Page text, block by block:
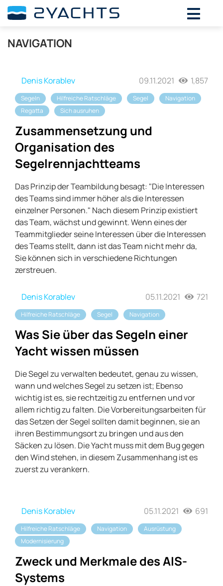
NAVIGATION
Denis Korablev 09.11.2021 1,857
Segeln Hilfreiche Ratschläge Segel
Navigation
Regatta
Sich ausruhen
Zusammensetzung und
Organisation des
Segelrennjachtteams
Das Prinzip der Teambildung besagt: "Die Interessen
des Teams sind immer höher als die Interessen
einzelner Personen." Nach diesem Prinzip existiert
das Team, wächst und gewinnt. Wenn eines der
Teammitglieder seine Interessen über die Interessen
des Teams stellt, dann ist das Team nicht mehr da,
Sie können sich in verschiedene Richtungen
zerstreuen.
Denis Korablev 05.11.2021 721
Hilfreiche Ratschläge Segel Navigation
Was Sie über das Segeln einer
Yacht wissen müssen
Die Segel zu verwalten bedeutet, genau zu wissen,
wann und welches Segel zu setzen ist; Ebenso
wichtig ist es, sie rechtzeitig zu entfernen und vor
allem richtig zu falten. Die Vorbereitungsarbeiten für
das Setzen der Segel sollten damit beginnen, sie an
ihren Bestimmungsort zu bringen und aus den
Säcken zu lösen. Die Yacht muss mit dem Bug gegen
den Wind stehen, in diesem Zusammenhang ist es
zuerst zu verankern.
Denis Korablev 05.11.2021 691
Hilfreiche Ratschläge Navigation
Ausrüstung
Modernisierung
Zweck und Merkmale des AIS-
Systems